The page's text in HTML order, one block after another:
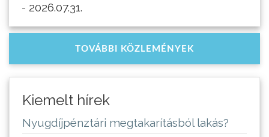
- 2026.07.31.
TOVÁBBI KÖZLEMÉNYEK
Kiemelt hírek
Nyugdíjpénztári megtakarításból lakás?